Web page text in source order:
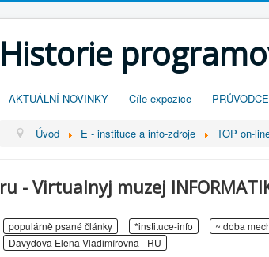
Historie
AKTUÁLNÍ NOVINKY Cíle expozice
Úvod E - instituce a info-zdroje TOP on-
ru - Virtualnyj muzej
populárně psané články *instituce-info ~ doba
Davydova Elena Vladimírovna - RU